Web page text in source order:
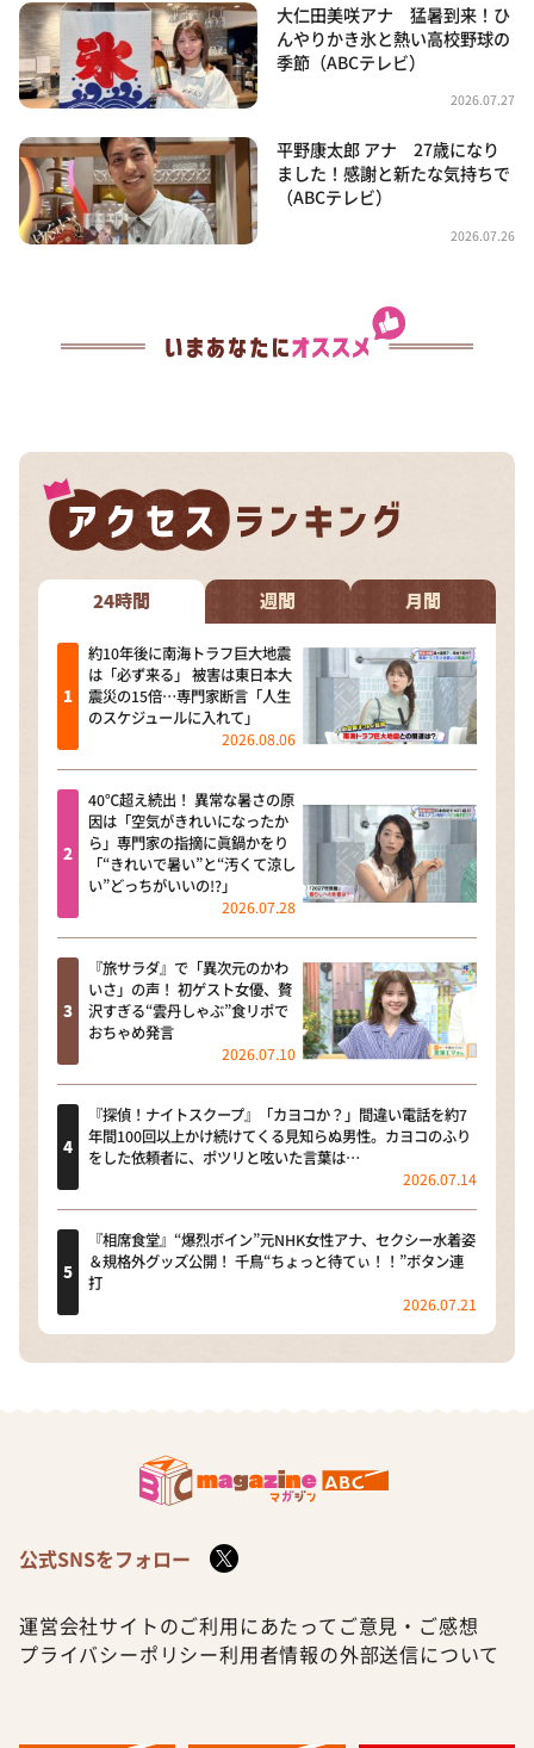
大仁田美咲アナ 猛暑到来！ひ
んやりかき氷と熱い高校野球の
季節（ABCテレビ）
2026.07.27
平野康太郎 アナ 27歳になり
ました！感謝と新たな気持ちで
（ABCテレビ）
2026.07.26
24時間 週間 月間
約10年後に南海トラフ巨大地震
は「必ず来る」 被害は東日本大
震災の15倍…専門家断言「人生
のスケジュールに入れて」
2026.08.06
40℃超え続出！ 異常な暑さの原
因は「空気がきれいになったか
ら」専門家の指摘に眞鍋かをり
「“きれいで暑い”と“汚くて涼し
い”どっちがいいの!?」
2026.07.28
『旅サラダ』で「異次元のかわ
いさ」の声！ 初ゲスト女優、贅
沢すぎる“雲丹しゃぶ”食リポで
おちゃめ発言
2026.07.10
『探偵！ナイトスクープ』「カヨコか？」間違い電話を約7
年間100回以上かけ続けてくる見知らぬ男性。カヨコのふり
をした依頼者に、ポツリと呟いた言葉は…
2026.07.14
『相席食堂』“爆烈ボイン”元NHK女性アナ、セクシー水着姿
＆規格外グッズ公開！ 千鳥“ちょっと待てぃ！！”ボタン連
打
2026.07.21
公式SNSをフォロー
運営会社サイトのご利用にあたって ご意見・ご感想
プライバシーポリシー利用者情報の外部送信について